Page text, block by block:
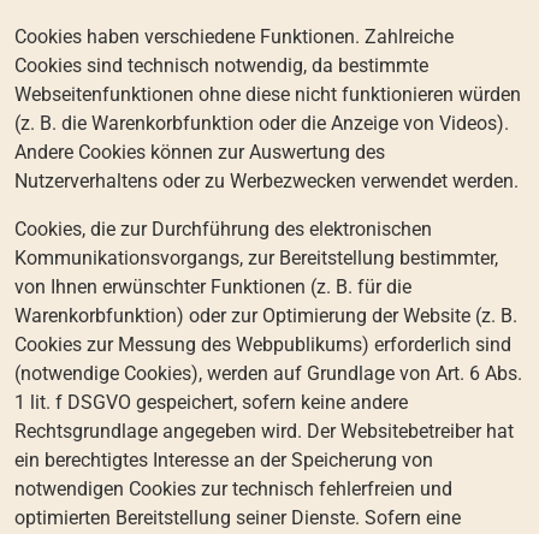
Cookies haben verschiedene Funktionen. Zahlreiche
Cookies sind technisch notwendig, da bestimmte
Webseitenfunktionen ohne diese nicht funktionieren würden
(z. B. die Warenkorbfunktion oder die Anzeige von Videos).
Andere Cookies können zur Auswertung des
Nutzerverhaltens oder zu Werbezwecken verwendet werden.
Cookies, die zur Durchführung des elektronischen
Kommunikationsvorgangs, zur Bereitstellung bestimmter,
von Ihnen erwünschter Funktionen (z. B. für die
Warenkorbfunktion) oder zur Optimierung der Website (z. B.
Cookies zur Messung des Webpublikums) erforderlich sind
(notwendige Cookies), werden auf Grundlage von Art. 6 Abs.
1 lit. f DSGVO gespeichert, sofern keine andere
Rechtsgrundlage angegeben wird. Der Websitebetreiber hat
ein berechtigtes Interesse an der Speicherung von
notwendigen Cookies zur technisch fehlerfreien und
optimierten Bereitstellung seiner Dienste. Sofern eine